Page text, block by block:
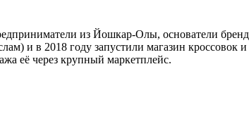
из Йошкар-Олы, основатели
и в 2018 году запустили магазин
её через крупный маркетплейс.